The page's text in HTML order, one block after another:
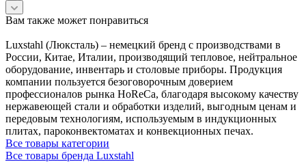
Вам также может понравиться
Luxstahl (Люксталь) – немецкий бренд с производствами в
России, Китае, Италии, производящий тепловое, нейтральное
оборудование, инвентарь и столовые приборы. Продукция
компании пользуется безоговорочным доверием
профессионалов рынка HoReCa, благодаря высокому качеству
нержавеющей стали и обработки изделий, выгодным ценам и
передовым технологиям, используемым в индукционных
плитах, пароконвектоматах и конвекционных печах.
Все товары категории
Все товары бренда Luxstahl